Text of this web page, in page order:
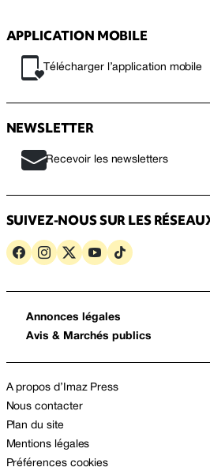
APPLICATION MOBILE
Télécharger l’application mobile
NEWSLETTER
Recevoir les newsletters
SUIVEZ-NOUS SUR LES
Annonces légales
Avis & Marchés publics
A propos d’Imaz Press
Nous contacter
Plan du site
Mentions légales
Préférences cookies